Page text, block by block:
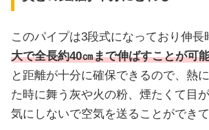
このパイプは3段式になっており伸長
大で全長約40㎝まで伸ばすことが可
と距離が十分に確保できるので、熱
た時に舞う灰や火の粉、煙たくて目
気にしないで空気を送ることができて